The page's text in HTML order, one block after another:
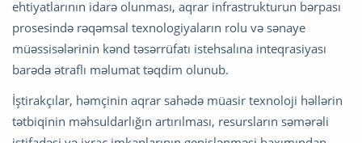
ehtiyatlarının idarə olunması, aqrar infrastrukturun bərpası
prosesində rəqəmsal texnologiyaların rolu və sənaye
müəssisələrinin kənd təsərrüfatı istehsalına inteqrasiyası
barədə ətraflı məlumat təqdim olunub.
İştirakçılar, həmçinin aqrar sahədə müasir texnoloji həllərin
tətbiqinin məhsuldarlığın artırılması, resursların səmərəli